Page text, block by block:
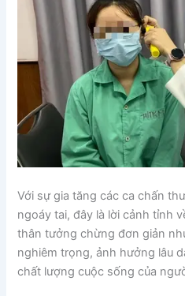
Với sự gia tăng các ca chấn
ngoáy tai, đây là lời cảnh tỉnh
thân tưởng chừng đơn giản
nghiêm trọng, ảnh hưởng lâu
chất lượng cuộc sống của